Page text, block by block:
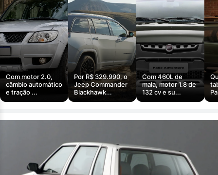
Com motor 2.0,
câmbio automático
e tração ...
Por R$ 329.990, o
Jeep Commander
Blackhawk...
Com 460L de
mala, motor 1.8 de
132 cv e su...